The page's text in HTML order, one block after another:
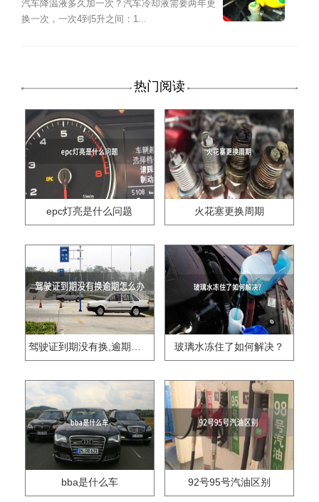
汽车降温液多久加一次？汽车冷却液需要两年更
换一次，一次4到5升之间：1...
热门阅读
epc灯亮是什么问题 火花塞更换周期
驾驶证到期没有换,逾期怎么办?? 玻璃水冻住了如何解决？
bba是什么车 92号95号汽油区别